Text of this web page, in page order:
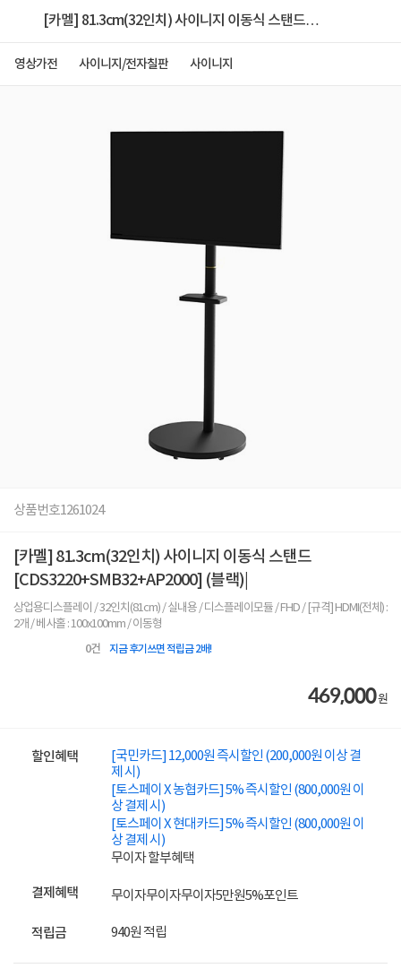
[카멜] 81.3cm(32인치) 사이니지 이동식 스탠드
영상가전 사이니지/전자칠판 사이니지
상품번호1261024
[카멜] 81.3cm(32인치) 사이니지 이동식 스탠드
[CDS3220+SMB32+AP2000] (블랙)|
상업용디스플레이 / 32인치(81cm) / 실내용 / 디스플레이모듈 / FHD / [규격] HDMI(전체) :
2개 / 베사홀 : 100x100mm / 이동형
0건 지금 후기쓰면 적립금 2배!
469,000원
할인혜택
[국민카드] 12,000원 즉시할인 (200,000원 이상 결
제 시)
[토스페이 X 농협카드] 5% 즉시할인 (800,000원 이
상 결제 시)
[토스페이 X 현대카드] 5% 즉시할인 (800,000원 이
상 결제 시)
무이자 할부혜택
결제혜택 무이자무이자무이자5만원5%포인트
적립금 940원 적립